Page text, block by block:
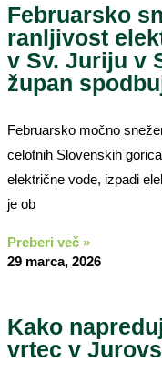
Februarsko
ranljivost
v Sv. Juriju v
župan
Februarsko močno
celotnih Slovenskih
električne vode, izpadi
je ob
Preberi več »
29 marca, 2026
Kako
vrtec v